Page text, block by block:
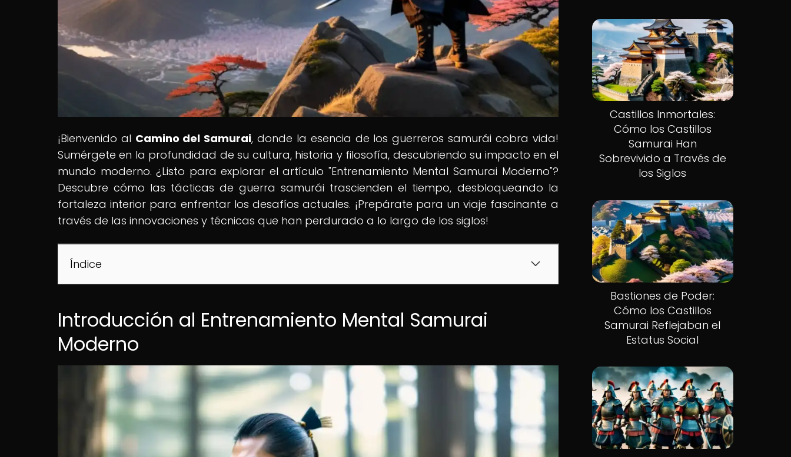
¡Bienvenido al Camino del Samurai, donde la esencia de los guerreros samurái cobra vida!
Sumérgete en la profundidad de su cultura, historia y filosofía, descubriendo su impacto en el
mundo moderno. ¿Listo para explorar el artículo "Entrenamiento Mental Samurai Moderno"?
Descubre cómo las tácticas de guerra samurái trascienden el tiempo, desbloqueando la
fortaleza interior para enfrentar los desafíos actuales. ¡Prepárate para un viaje fascinante a
través de las innovaciones y técnicas que han perdurado a lo largo de los siglos!
Índice
Introducción al Entrenamiento Mental Samurai
Moderno
Castillos Inmortales:
Cómo los Castillos
Samurai Han
Sobrevivido a Través de
los Siglos
Bastiones de Poder:
Cómo los Castillos
Samurai Reflejaban el
Estatus Social